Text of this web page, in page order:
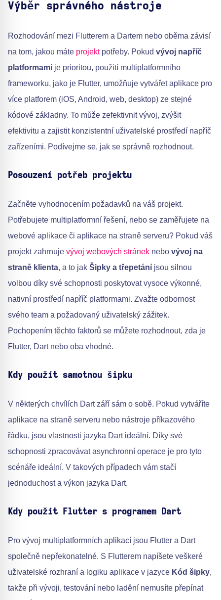
Výběr správného nástroje
Rozhodování mezi Flutterem a Dartem nebo oběma závisí
na tom, jakou máte projektpotřeby. Pokud vývoj napříč
platformami je prioritou, použití multiplatformního
frameworku, jako je Flutter, umožňuje vytvářet aplikace pro
více platforem (iOS, Android, web, desktop) ze stejné
kódové základny. To může zefektivnit vývoj, zvýšit
efektivitu a zajistit konzistentní uživatelské prostředí napříč
zařízeními. Podívejme se, jak se správně rozhodnout.
Posouzení potřeb projektu
Začněte vyhodnocením požadavků na váš projekt.
Potřebujete multiplatformní řešení, nebo se zaměřujete na
webové aplikace či aplikace na straně serveru? Pokud váš
projekt zahrnuje vývoj webových stránek nebo vývoj na
straně klienta, a to jak Šipky a třepetání jsou silnou
volbou díky své schopnosti poskytovat vysoce výkonné,
nativní prostředí napříč platformami. Zvažte odbornost
svého team a požadovaný uživatelský zážitek.
Pochopením těchto faktorů se můžete rozhodnout, zda je
Flutter, Dart nebo oba vhodné.
Kdy použít samotnou šipku
V některých chvílích Dart září sám o sobě. Pokud vytváříte
aplikace na straně serveru nebo nástroje příkazového
řádku, jsou vlastnosti jazyka Dart ideální. Díky své
schopnosti zpracovávat asynchronní operace je pro tyto
scénáře ideální. V takových případech vám stačí
jednoduchost a výkon jazyka Dart.
Kdy použít Flutter s programem Dart
Pro vývoj multiplatformních aplikací jsou Flutter a Dart
společně nepřekonatelné. S Flutterem napíšete veškeré
uživatelské rozhraní a logiku aplikace v jazyce Kód šipky,
takže při vývoji, testování nebo ladění nemusíte přepínat